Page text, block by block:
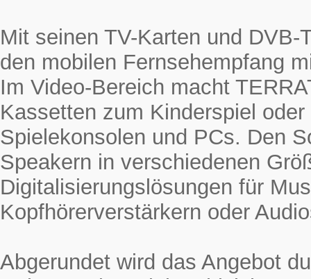
Mit seinen TV-Karten und
den mobilen Fernsehempfang
Im Video-Bereich macht
Kassetten zum Kinderspiel
Spielekonsolen und PCs. Den
Speakern in verschiedenen
Digitalisierungslösungen für
Kopfhörerverstärkern oder
Abgerundet wird das Angebot